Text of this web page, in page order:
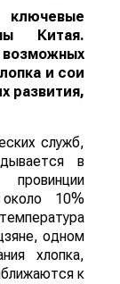
ключевые
Китая.
возможных
и сои
развития,
служб,
в
около 10%
одном
хлопка,
к